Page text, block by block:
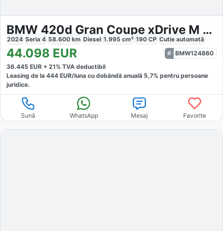
BMW 420d Gran Coupe xDrive M Sport
2024 Seria 4 58.600 km Diesel 1.995 cm³ 190 CP Cutie automată
44.098 EUR
BMW124860
36.445 EUR + 21% TVA deductibil
Leasing de la 444 EUR/luna cu dobăndă anuală 5,7% pentru persoane
juridice.
Sună WhatsApp Mesaj Favorite